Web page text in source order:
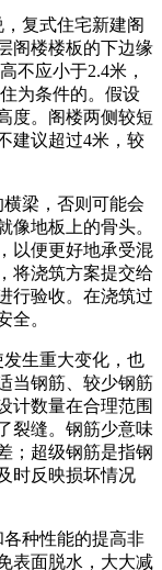
复式住宅新建阁
阁楼楼板的下边缘
不应小于2.4米，
为条件的。假设
度。阁楼两侧较短
建议超过4米，较
梁，否则可能会
像地板上的骨头。
以便更好地承受混
将浇筑方案提交给
行验收。在浇筑过
全。
生重大变化，也
当钢筋、较少钢筋
计数量在合理范围
裂缝。钢筋少意味
；超级钢筋是指钢
时反映损坏情况
种性能的提高非
表面脱水，大大减